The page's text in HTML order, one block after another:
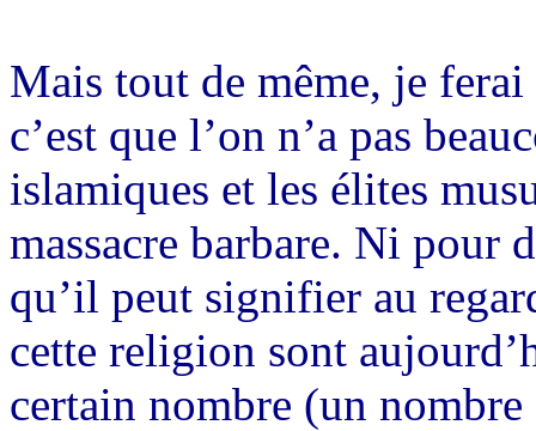
Mais tout de même, je
c’est que l’on n’a pas
islamiques et les élites
massacre barbare. Ni pour
qu’il peut signifier au
cette religion sont
certain nombre (un